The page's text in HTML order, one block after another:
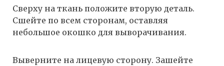
Сверху на ткань положите вторую деталь.
Сшейте по всем сторонам, оставляя
небольшое окошко для выворачивания.
Выверните на лицевую сторону. Зашейте